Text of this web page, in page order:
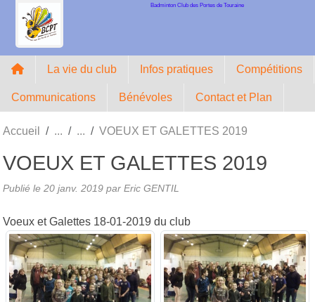
Badminton Club des Portes de Touraine
La vie du club Infos pratiques Compétitions
Communications Bénévoles Contact et Plan
Accueil VOEUX ET GALETTES 2019
VOEUX ET GALETTES 2019
Publié le 20 janv. 2019 par Eric GENTIL
Voeux et Galettes 18-01-2019 du club
Panneau de gestion des cookies